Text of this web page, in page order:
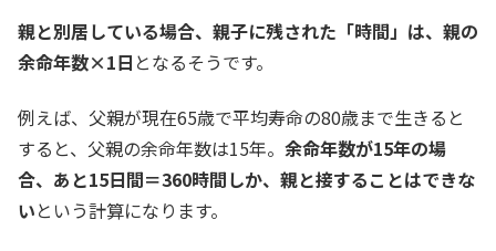
親と別居している場合、親子に残された「時間」は、 親の
余命年数×1日 となるそうです。
例えば、父親が現在65歳で平均寿命の80歳まで生きると
すると、父親の余命年数は15年。 余命年数が15年の場
合、あと15日間＝360時間しか、親と接することはできな
いという計算になります。